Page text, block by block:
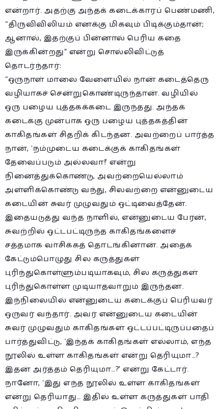
என்றார். அதற்கு அந்தக் கடைக்காரப் பெண்மணி,
“திருவிவிலியம் எனக்கு மிகவும் பிடிக்கும்தான்;
ஆனால், இதற்குப் பின்னால் பெரிய கதை
இருக்கின்றது” என்று சொல்லிவிட்டுத்
தொடர்ந்தார்:
“ஒருநாள் மாலை வேளையில் நான் கடைத்தெரு
வழியாகச் சென்றுகொண்டிருந்தான். வழியில்
ஒரு பழைய புத்தகக்கடை இருந்தது. அந்தக்
கடைக்கு முன்பாக ஒரு பழைய புத்தகத்தின்
காகிதங்கள் சிதறிக் கிடந்தன. அவற்றைப் பார்த்த
நான், ‘நம்முடைய கடைக்குக் காகிதங்கள்
தேவைப்படும் அல்லவா!’ என்று
நினைத்துக்கொண்டு, அவற்றையெல்லாம்
அள்ளிக்கொண்டு வந்து, சிலவற்றை என்னுடைய
கடையின் சுவர் முழுவதும் ஒட்டிவைத்தேன்.
இதையடுத்து வந்த நாளில், என்னுடைய பேரன்,
சுவற்றில் ஒட்டபட்டிருந்த காகிதங்களைச்
சத்தமாக வாசிக்கத் தொடங்கினான். அதைக்
கேட்டும்பொழுது சில கருத்துகள்
புரிந்துகொள்ளும்படியாகவும், சில கருத்துகள்
புரிந்துகொள்ள முடியாதவாறும் இருந்தன.
இந்நிலையில் என்னுடைய கடைக்குப் பெரியவர்
ஒருவர் வந்தார். அவர் என்னுடைய கடையின்
சுவர் முழுவதும் காகிதங்கள் ஒட்டப்பட்டிருப்பதைப்
பார்த்துவிட்டு, ‘இந்தக் காகிதங்கள் எல்லாம், எந்த
நூலில் உள்ள காகிதங்கள் என்று தெரியுமா…?
இதன் அர்த்தம் தெரியுமா…?’ என்று கேட்டார்.
நானோ, ‘இது எந்த நூலில் உள்ள காகிதங்கள்
என்று தெரியாது… இதில் உள்ள கருத்துகள் பாதி